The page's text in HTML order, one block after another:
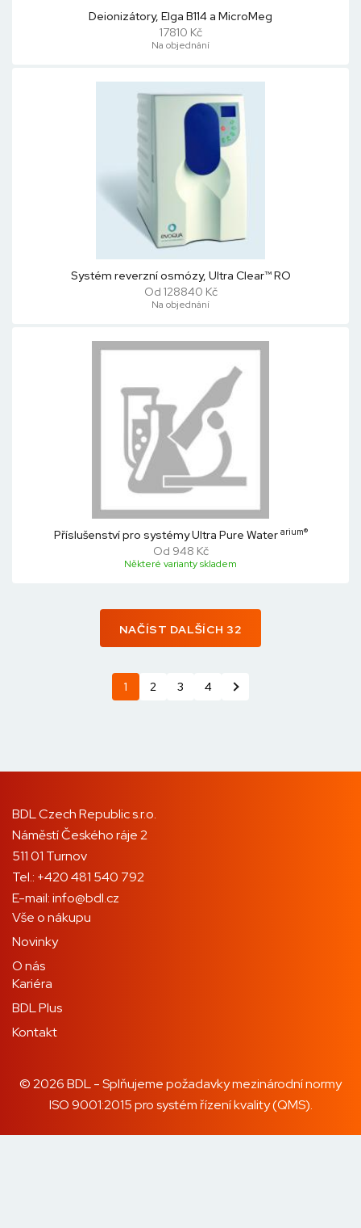
Deionizátory, Elga B114 a MicroMeg
17810 Kč
Na objednání
Systém reverzní osmózy, Ultra Clear™ RO
Od 128840 Kč
Na objednání
Příslušenství pro systémy Ultra Pure Water arium®
Od 948 Kč
Některé varianty skladem
NAČÍST DALŠÍCH 32
1 2 3 4
BDL Czech Republic s.r.o.
Náměstí Českého ráje 2
511 01 Turnov
Tel.: +420 481 540 792
E-mail:info@bdl.cz
Vše o nákupu
Novinky
O nás
Kariéra
BDL Plus
Kontakt
© 2026 BDL - Splňujeme požadavky mezinárodní normy
ISO 9001:2015 pro systém řízení kvality (QMS).